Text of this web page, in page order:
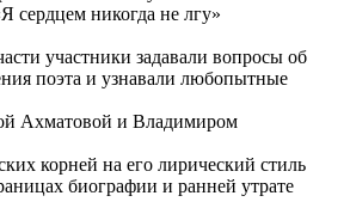
сердцем никогда не лгу»
участники задавали вопросы об
поэта и узнавали любопытные
Ахматовой и Владимиром
корней на его лирический стиль
биографии и ранней утрате